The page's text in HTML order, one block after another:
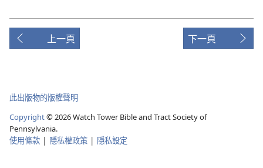
上一頁 下一頁
此出版物的版權聲明
Copyright© 2026Watch Tower Bible and Tract Society of
Pennsylvania.
使用條款 | 隱私權政策 | 隱私設定